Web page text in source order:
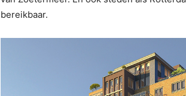
bereikbaar.